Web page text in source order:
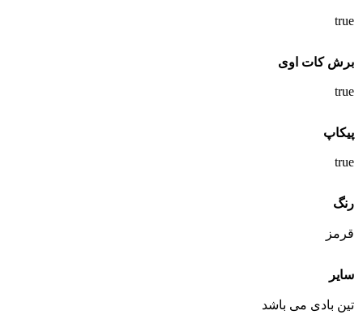
true
برش کات‌ اوی
true
پیکاپ
true
رنگ
قرمز
سایر
تین بادی می باشد